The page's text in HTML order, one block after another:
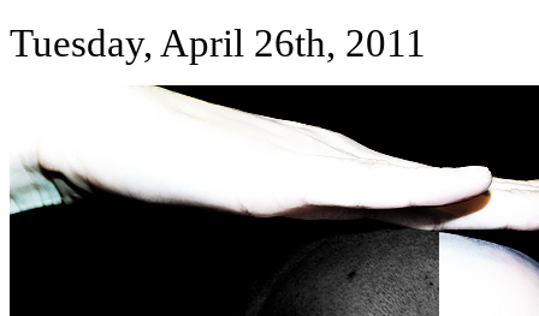
Tuesday, April 26th, 2011